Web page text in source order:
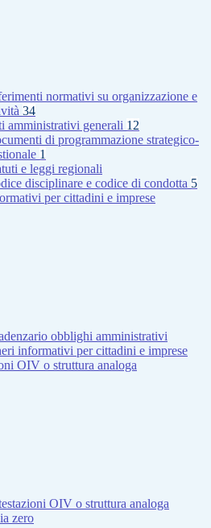
normativi su organizzazione e
34
amministrativi generali 12
di programmazione strategico-
1
e leggi regionali
disciplinare e codice di condotta 5
per cittadini e imprese
obblighi amministrativi
informativi per cittadini e imprese
OIV o struttura analoga
OIV o struttura analoga
zero